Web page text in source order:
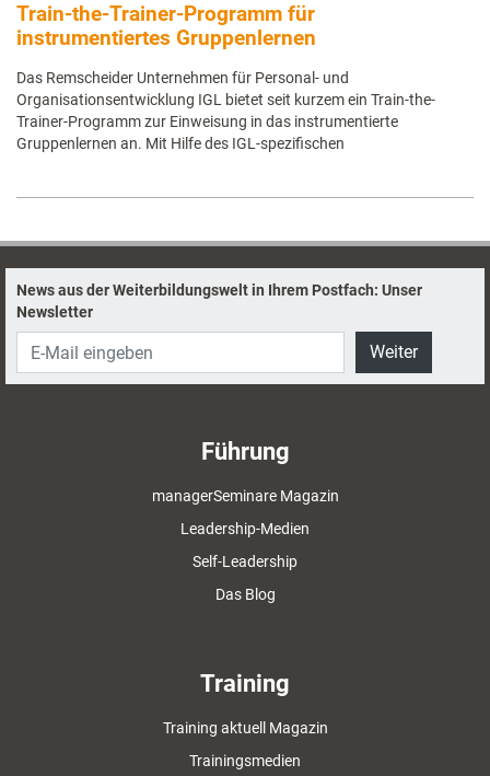
Train-the-Trainer-Programm für
instrumentiertes Gruppenlernen
Das Remscheider Unternehmen für Personal- und
Organisationsentwicklung IGL bietet seit kurzem ein Train-the-
Trainer-Programm zur Einweisung in das instrumentierte
Gruppenlernen an. Mit Hilfe des IGL-spezifischen
News aus der Weiterbildungswelt in Ihrem Postfach: Unser
Newsletter
Weiter
Führung
managerSeminare Magazin
Leadership-Medien
Self-Leadership
Das Blog
Training
Training aktuell Magazin
Trainingsmedien